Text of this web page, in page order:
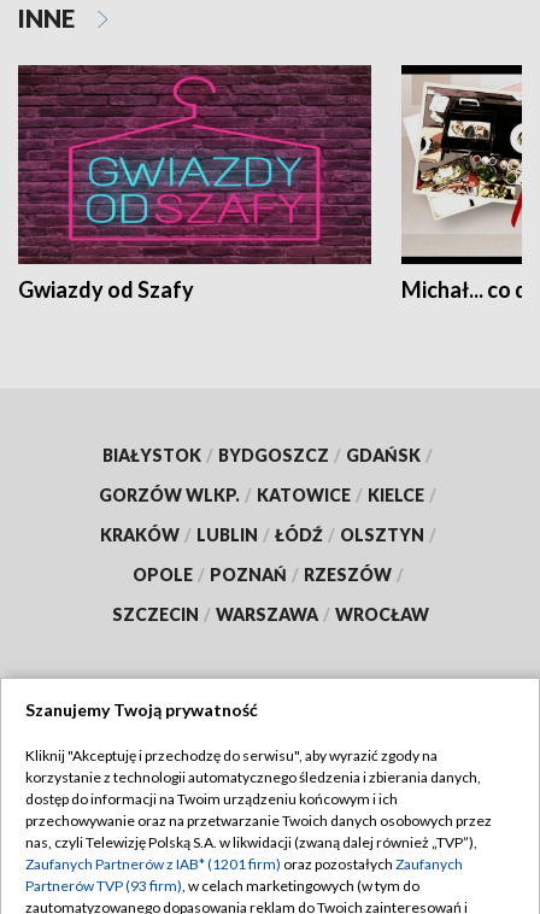
INNE
Gwiazdy od Szafy Michał... co
BIAŁYSTOK / BYDGOSZCZ / GDAŃSK /
GORZÓW WLKP. / KATOWICE / KIELCE /
KRAKÓW / LUBLIN / ŁÓDŹ / OLSZTYN /
OPOLE / POZNAŃ / RZESZÓW /
SZCZECIN / WARSZAWA / WROCŁAW
TVP
Abonament TVP
Emisja w TVP
Centrum informacji TVP
Regulamin TVP
Polityka prywatności
Moje zgody
Szanujemy Twoją prywatność
Kliknij "Akceptuję i przechodzę do serwisu", aby wyrazić zgody na
korzystanie z technologii automatycznego śledzenia i zbierania danych,
dostęp do informacji na Twoim urządzeniu końcowym i ich
przechowywanie oraz na przetwarzanie Twoich danych osobowych przez
nas, czyli Telewizję Polską S.A. w likwidacji (zwaną dalej również „TVP”),
Zaufanych Partnerów z IAB* (1201 firm) oraz pozostałych Zaufanych
Partnerów TVP (93 firm), w celach marketingowych (w tym do
zautomatyzowanego dopasowania reklam do Twoich zainteresowań i